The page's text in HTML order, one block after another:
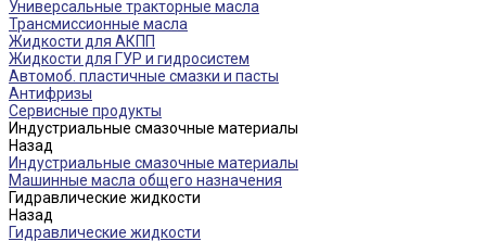
Универсальные тракторные масла
Трансмиссионные масла
Жидкости для АКПП
Жидкости для ГУР и гидросистем
Автомоб. пластичные смазки и пасты
Антифризы
Сервисные продукты
Индустриальные смазочные материалы
Назад
Индустриальные смазочные материалы
Машинные масла общего назначения
Гидравлические жидкости
Назад
Гидравлические жидкости